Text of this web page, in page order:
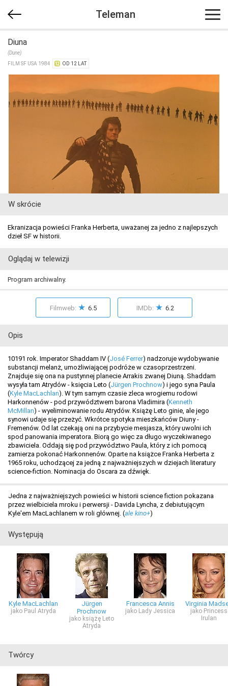
Teleman
Diuna
(Dune)
FILM SF USA 1984
OD 12 LAT
W skrócie
Ekranizacja powieści Franka Herberta, uważanej za jedno z najlepszych
dzieł SF w historii.
Oglądaj w telewizji
Program archiwalny.
Filmweb: ★ 6.5 IMDb: ★ 6.2
Opis
10191 rok. Imperator Shaddam IV (José Ferrer) nadzoruje wydobywanie
substancji melanż, umożliwiającej podróże w czasoprzestrzeni.
Znajduje się ona na pustynnej planecie Arrakis zwanej Diuną. Shaddam
wysyła tam Atrydów - księcia Leto (Jürgen Prochnow) i jego syna Paula
(Kyle MacLachlan). W tym samym czasie zleca wrogiemu rodowi
Harkonnenów - pod przywództwem barona Vladimira (Kenneth
McMillan) - wyeliminowanie rodu Atrydów. Książę Leto ginie, ale jego
synowi udaje się przeżyć. Wkrótce spotyka mieszkańców Diuny -
Fremenów. Od lat czekają oni na przybycie mesjasza, który uwolni ich
spod panowania imperatora. Biorą go więc za długo wyczekiwanego
zbawiciela. Oddają się pod przywództwo Paula, który z ich pomocą
zamierza pokonać Harkonnenów. Oparte na książce Franka Herberta z
1965 roku, uchodzącej za jedną z najważniejszych w dziejach literatury
science-fiction. Nominacja do Oscara za dźwięk.
Jedna z najważniejszych powieści w historii science fiction pokazana
przez wielbiciela mroku i perwersji - Davida Lyncha, z debiutującym
Kyle'em MacLachlanem w roli głównej. (ale kino+)
Występują
Kyle MacLachlan
jako Paul Atryda
Jürgen
Prochnow
jako książę Leto
Atryda
Francesca Annis
jako Lady Jessica
Virginia
jako Princess
Irulan
Twórcy